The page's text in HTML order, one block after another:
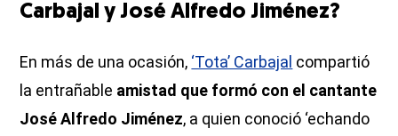
Carbajal y José Alfredo Jiménez?
En más de una ocasión, ‘Tota’ Carbajal compartió
la entrañable amistad que formó con el cantante
José Alfredo Jiménez, a quien conoció ‘echando